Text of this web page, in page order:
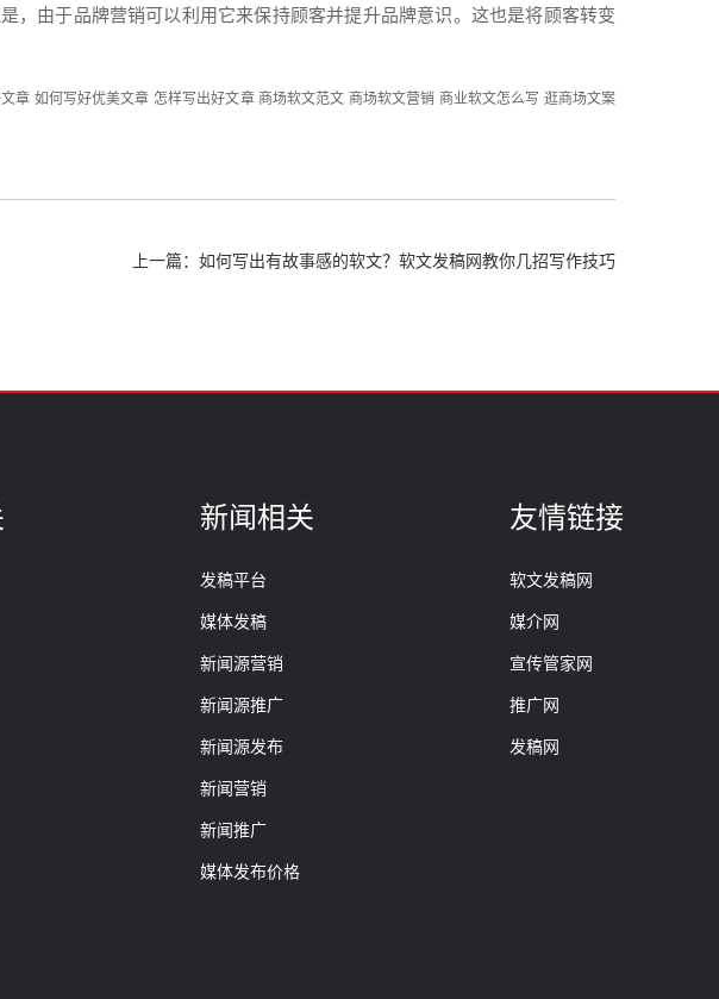
，由于品牌营销可以利用它来保持顾客并提升品牌意识。这也是将顾客转变
章 如何写好优美文章 怎样写出好文章商场软文范文 商场软文营销 商业软文怎么写 逛商场文案
上一篇：如何写出有故事感的软文？软文发稿网教你几招写作技巧
新闻相关
发稿平台
媒体发稿
新闻源营销
新闻源推广
新闻源发布
新闻营销
新闻推广
媒体发布价格
友情链接
软文发稿网
媒介网
宣传管家网
推广网
发稿网